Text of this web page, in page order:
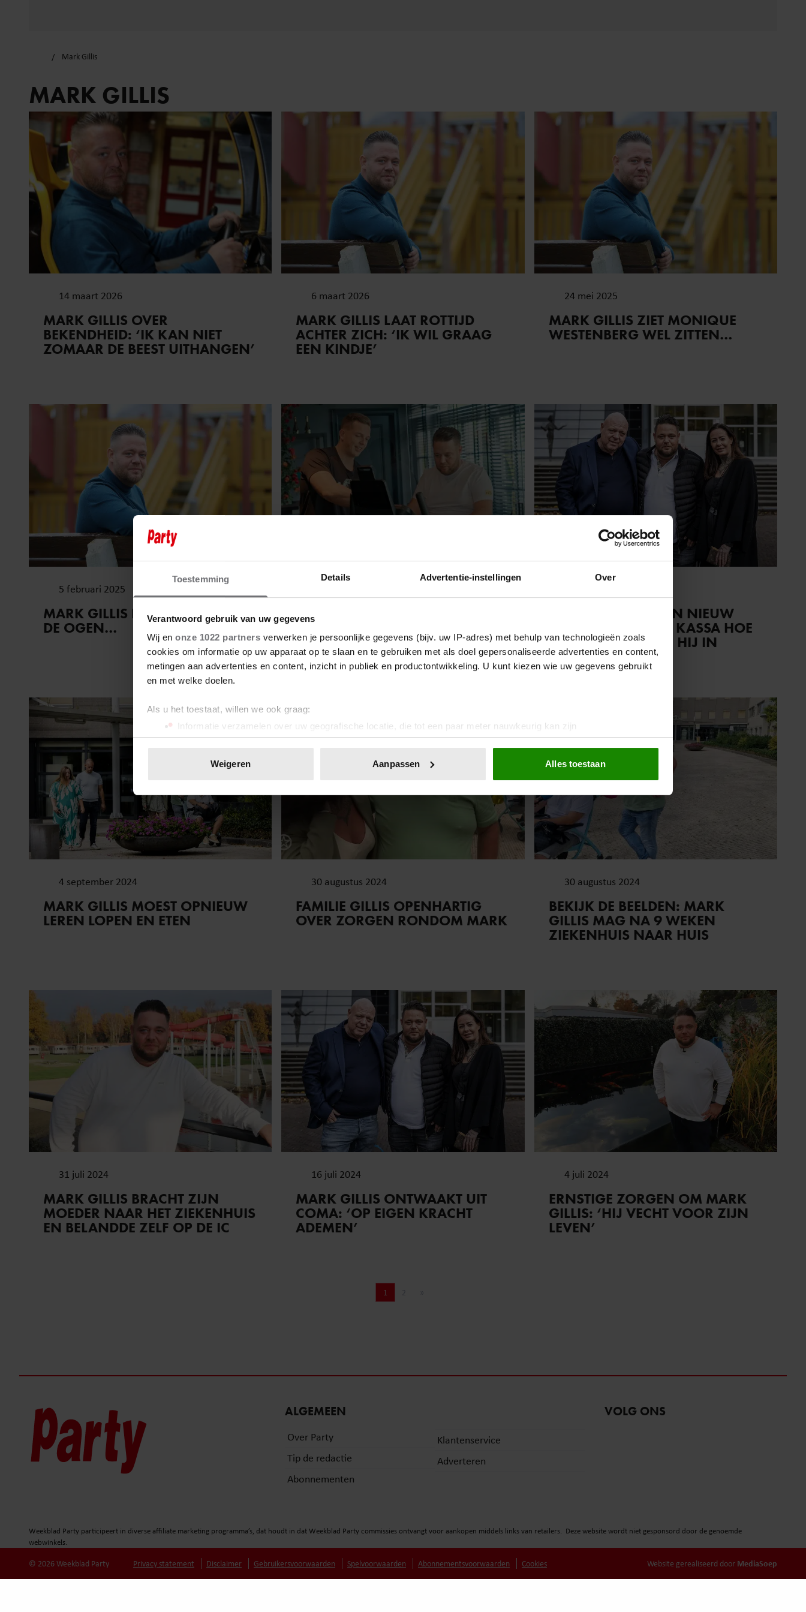
Toestemming Details Advertentie-instellingen Over
Verantwoord gebruik van uw gegevens
Wij en onze 1022 partners verwerken je persoonlijke gegevens (bijv. uw IP-adres) met behulp van technologieën zoals
cookies om informatie op uw apparaat op te slaan en te gebruiken met als doel gepersonaliseerde advertenties en content,
metingen aan advertenties en content, inzicht in publiek en productontwikkeling. U kunt kiezen wie uw gegevens gebruikt
en met welke doelen.
Als u het toestaat, willen we ook graag:
Informatie verzamelen over uw geografische locatie, die tot een paar meter nauwkeurig kan zijn
Uw apparaat identificeren door het actief te scannen op specifieke eigenschappen (fingerprinting)
toestemming op elk moment wijzigen of intrekken in de Cookieverklaring.
We gebruiken cookies om content en advertenties te personaliseren, om functies voor social media te bieden en om ons
websiteverkeer te analyseren. Ook delen we informatie over uw gebruik van onze site met onze partners voor social
media, adverteren en analyse. Deze partners kunnen deze gegevens combineren met andere informatie die u aan ze heeft
verstrekt of die ze hebben verzameld op basis van uw gebruik van hun services. U gaat akkoord met onze cookies als u
onze website blijft gebruiken.
Weigeren Aanpassen Alles toestaan
Mark Gillis
MARK GILLIS
14 maart 2026
MARK GILLIS OVER
BEKENDHEID: ‘IK KAN NIET
ZOMAAR DE BEEST UITHANGEN’
6 maart 2026
MARK GILLIS LAAT ROTTIJD
ACHTER ZICH: ‘IK WIL GRAAG
EEN KINDJE’
24 mei 2025
MARK GILLIS ZIET MONIQUE
WESTENBERG WEL ZITTEN…
5 februari 2025
MARK GILLIS KEEK DE DOOD IN
DE OGEN…
FAMILIE GILLIS: MASSA IS KASSA
– DE FITNESSRUIMTE WORDT
WEER EENS AFGESTOFT!
MARK GILLIS ZIET IN NIEUW
SEIZOEN MASSA IS KASSA HOE
FAMILIE LEED TOEN HIJ IN
COMA LAG
4 september 2024
MARK GILLIS MOEST OPNIEUW
LEREN LOPEN EN ETEN
30 augustus 2024
FAMILIE GILLIS OPENHARTIG
OVER ZORGEN RONDOM MARK
30 augustus 2024
BEKIJK DE BEELDEN: MARK
GILLIS MAG NA 9 WEKEN
ZIEKENHUIS NAAR HUIS
31 juli 2024
MARK GILLIS BRACHT ZIJN
MOEDER NAAR HET ZIEKENHUIS
EN BELANDDE ZELF OP DE IC
16 juli 2024
MARK GILLIS ONTWAAKT UIT
COMA: ‘OP EIGEN KRACHT
ADEMEN’
4 juli 2024
ERNSTIGE ZORGEN OM MARK
GILLIS: ‘HIJ VECHT VOOR ZIJN
LEVEN’
Pagina
1
ALGEMEEN
Over Party
Tip de redactie
Abonnementen
Klantenservice
Adverteren
VOLG ONS
Weekblad Party participeert in diverse affiliate marketing programma’s, dat houdt in dat Weekblad Party commissies ontvangt voor aankopen middels links van retailers. Deze website wordt niet gesponsord door de genoemde
webwinkels.
© 2026 Weekblad Party Privacy statement Disclaimer Gebruikersvoorwaarden Spelvoorwaarden Abonnementsvoorwaarden Cookies Website gerealiseerd door MediaSoep